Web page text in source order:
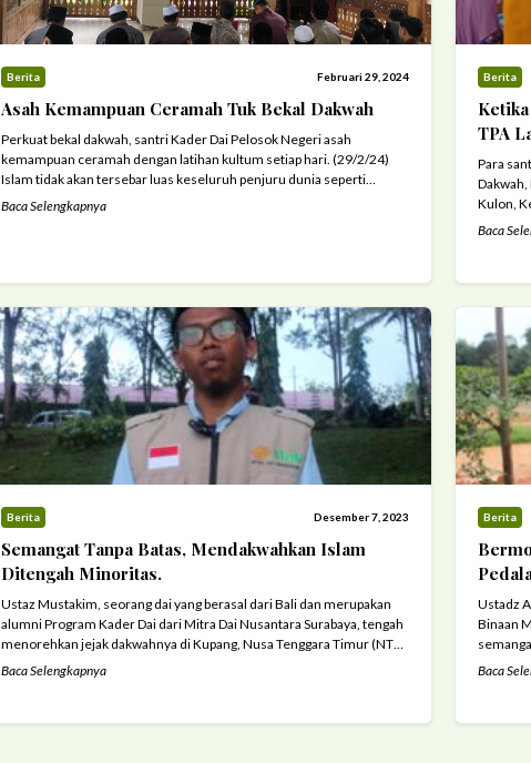
Berita Februari 29, 2024
Asah Kemampuan Ceramah Tuk Bekal Dakwah
Perkuat bekal dakwah, santri Kader Dai Pelosok Negeri asah
kemampuan ceramah dengan latihan kultum setiap hari. (29/2/24)
Islam tidak akan tersebar luas keseluruh penjuru dunia seperti
sekarang ini tanpa adanya sebuah aktivitas gerakan dakwah. Oleh
Baca Selengkapnya
Berita
TPA
Para
Dakwah,
Kulon,
Momen
Baca
Berita Desember 7, 2023
Semangat Tanpa Batas, Mendakwahkan Islam
Ditengah Minoritas.
Ustaz Mustakim, seorang dai yang berasal dari Bali dan merupakan
alumni Program Kader Dai dari Mitra Dai Nusantara Surabaya, tengah
menorehkan jejak dakwahnya di Kupang, Nusa Tenggara Timur (NTT).
Menjalankan tugas dakwah di wilayah yang mayoritas penduduknya
Islam, agama ...Read more
Baca Selengkapnya
Berita
Ustadz
Binaan
dari
Baca